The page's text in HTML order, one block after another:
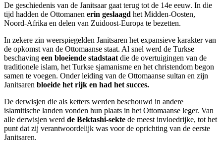
De geschiedenis van de Janitsaar gaat terug tot de 14e eeuw. In die
tijd hadden de Ottomanen erin geslaagd het Midden-Oosten,
Noord-Afrika en delen van Zuidoost-Europa te bezetten.
In zekere zin weerspiegelden Janitsaren het expansieve karakter van
de opkomst van de Ottomaanse staat. Al snel werd de Turkse
beschaving een bloeiende stadstaat die de overtuigingen van de
traditionele islam, het Turkse sjamanisme en het christendom begon
samen te voegen. Onder leiding van de Ottomaanse sultan en zijn
Janitsaren bloeide het rijk en had het succes.
De derwisjen die als ketters werden beschouwd in andere
islamitische landen vonden hun plaats in het Ottomaanse leger. Van
alle derwisjen werd de Bektashi-sekte de meest invloedrijke, tot het
punt dat zij verantwoordelijk was voor de oprichting van de eerste
Janitsaren.